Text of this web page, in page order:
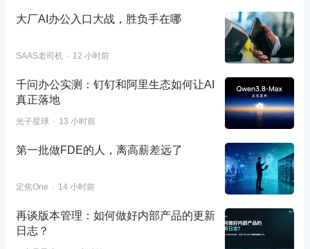
大厂AI办公入口大战，胜负手在哪
SAAS老司机 12 小时前
千问办公实测：钉钉和阿里生态如何让AI
真正落地
光子星球 13 小时前
第一批做FDE的人，离高薪差远了
定焦One 14 小时前
再谈版本管理：如何做好内部产品的更新
日志？